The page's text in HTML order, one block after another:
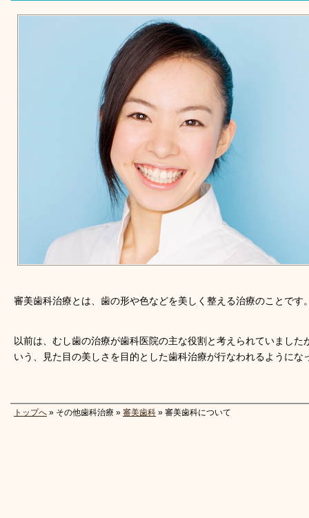
審美歯科治療とは、歯の形や色などを美しく整える治療のことです
以前は、むし歯の治療が歯科医院の主な役割と考えられていまし
いう、見た目の美しさを目的とした歯科治療が行なわれるようにな
トップへ » その他歯科治療 » 審美歯科 » 審美歯科について